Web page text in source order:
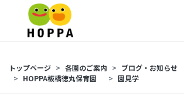
トップページ 各園のご案内
ブログ・お知らせ
HOPPA板橋徳丸保育園
園見学